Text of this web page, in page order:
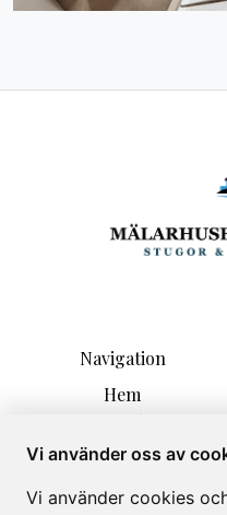
Vi använder oss av
Vi använder cookies
Navigation
Hem
Boende
Aktiviteter
Kontakt